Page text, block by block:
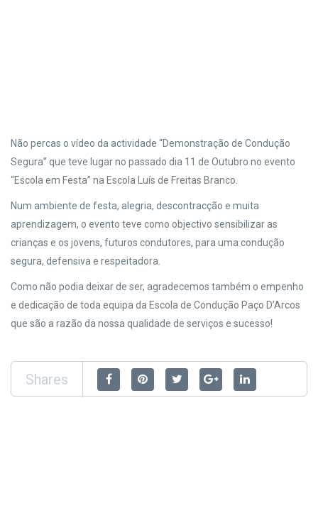
Não percas o vídeo da actividade “Demonstração de Condução
Segura” que teve lugar no passado dia 11 de Outubro no evento
“Escola em Festa” na Escola Luís de Freitas Branco.
Num ambiente de festa, alegria, descontracção e muita
aprendizagem, o evento teve como objectivo sensibilizar as
crianças e os jovens, futuros condutores, para uma condução
segura, defensiva e respeitadora.
Como não podia deixar de ser, agradecemos também o empenho
e dedicação de toda equipa da Escola de Condução Paço D’Arcos
que são a razão da nossa qualidade de serviços e sucesso!
Shares